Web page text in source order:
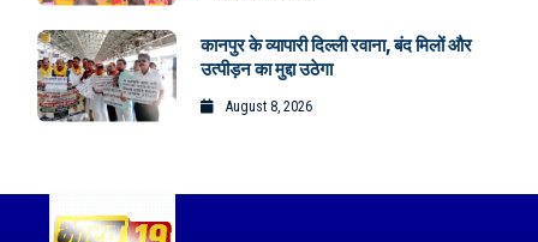
कानपुर के व्यापारी दिल्ली रवाना, बंद मिलों और
उत्पीड़न का मुद्दा उठेगा
August 8, 2026